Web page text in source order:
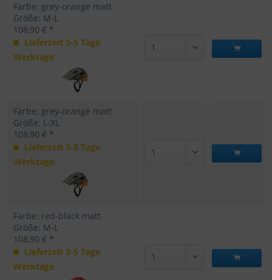
Farbe: grey-orange matt
Größe: M-L
108,90 € *
Lieferzeit 3-5 Tage
Werktage
Farbe: grey-orange matt
Größe: L-XL
108,90 € *
Lieferzeit 3-5 Tage
Werktage
Farbe: red-black matt
Größe: M-L
108,90 € *
Lieferzeit 3-5 Tage
Werktage